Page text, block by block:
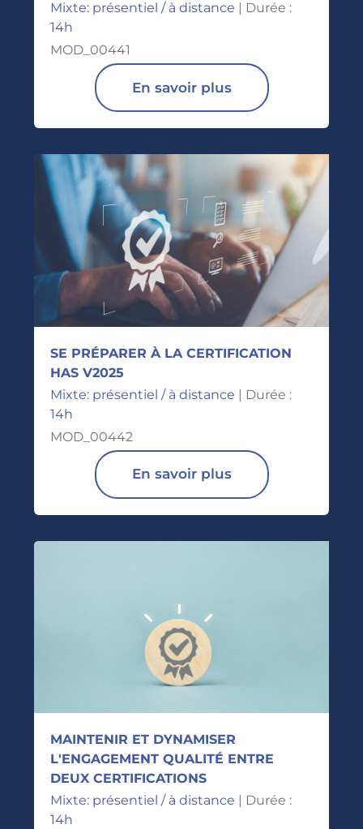
Mixte: présentiel / à distance | Durée :
14h
MOD_00441
En savoir plus
SE PRÉPARER À LA CERTIFICATION
HAS V2025
Mixte: présentiel / à distance | Durée :
14h
MOD_00442
En savoir plus
MAINTENIR ET DYNAMISER
L'ENGAGEMENT QUALITÉ ENTRE
DEUX CERTIFICATIONS
Mixte: présentiel / à distance | Durée :
14h